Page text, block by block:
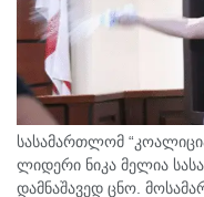
სასამართლომ
ლიდერი ნიკა მელია
დამნაშავედ ცნო.